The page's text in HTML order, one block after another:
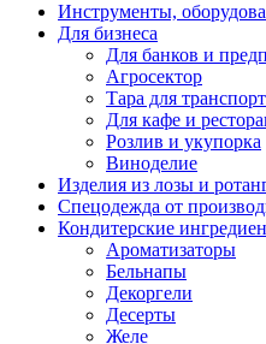
Инструменты,
Для бизнеса
Для банков и
Агросектор
Тара для
Для кафе и
Розлив и укупорка
Виноделие
Изделия из лозы и
Спецодежда от
Кондитерские
Ароматизаторы
Бельнапы
Декоргели
Десерты
Желe